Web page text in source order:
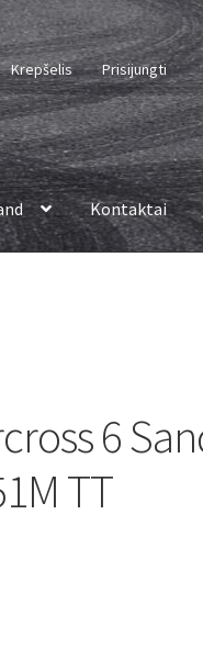
Krepšelis Prisijungti
Kontaktai
6
TT